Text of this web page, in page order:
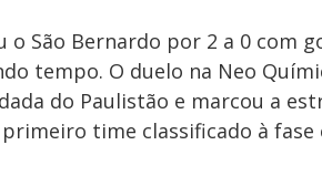
o São Bernardo por 2 a 0 com
tempo. O duelo na Neo
do Paulistão e marcou a
time classificado à